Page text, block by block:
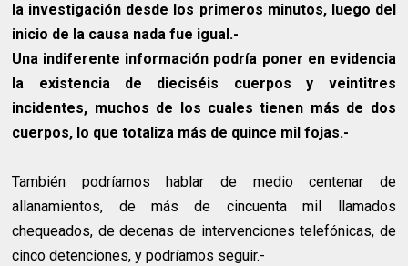
la investigación desde los primeros minutos, luego del
inicio de la causa nada fue igual.-
Una indiferente información podría poner en evidencia
la existencia de dieciséis cuerpos y veintitres
incidentes, muchos de los cuales tienen más de dos
cuerpos, lo que totaliza más de quince mil fojas.-
También podríamos hablar de medio centenar de
allanamientos, de más de cincuenta mil llamados
chequeados, de decenas de intervenciones telefónicas, de
cinco detenciones, y podríamos seguir.-